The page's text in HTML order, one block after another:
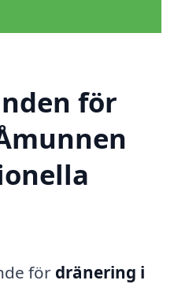
för
för dränering i